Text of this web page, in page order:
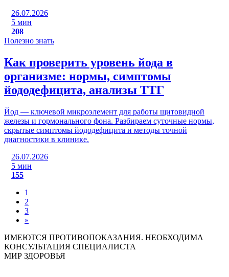
26.07.2026
5 мин
208
Полезно знать
Как проверить уровень йода в
организме: нормы, симптомы
йододефицита, анализы ТТГ
Йод — ключевой микроэлемент для работы щитовидной
железы и гормонального фона. Разбираем суточные нормы,
скрытые симптомы йододефицита и методы точной
диагностики в клинике.
26.07.2026
5 мин
155
1
2
3
»
ИМЕЮТСЯ ПРОТИВОПОКАЗАНИЯ. НЕОБХОДИМА
КОНСУЛЬТАЦИЯ СПЕЦИАЛИСТА
МИР ЗДОРОВЬЯ